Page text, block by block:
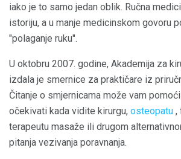
iako je to samo jedan oblik. Ručna
istoriju, a u manje medicinskom govoru
"polaganje ruku".
U oktobru 2007. godine, Akademija za
izdala je smernice za praktičare iz
Čitanje o smjernicama može vam
očekivati ​​kada vidite kirurgu, osteopatu ,
terapeutu masaže ili drugom
pitanja vezivanja poravnanja.